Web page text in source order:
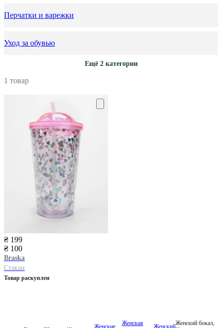
Перчатки и варежки
Уход за обувью
Ещё 2 категории
1 товар
₴ 199
₴ 100
Braska
Стакан
Товар раскуплен
Женские
Женская
ЖенскийЖенский бокал,